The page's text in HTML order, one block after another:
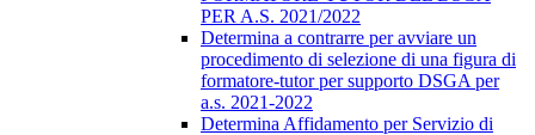
PER A.S. 2021/2022
Determina a contrarre per avviare un
procedimento di selezione di una figura di
formatore-tutor per supporto DSGA per
a.s. 2021-2022
Determina Affidamento per Servizio di